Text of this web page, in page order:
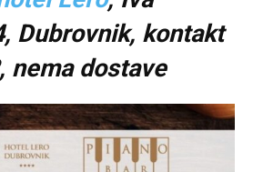
Dubrovnik, kontakt
nema dostave